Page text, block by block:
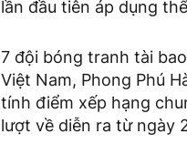
lần đầu tiên áp dụng
7 đội bóng tranh tài
Việt Nam, Phong Phú
tính điểm xếp hạng
lượt về diễn ra từ ngày